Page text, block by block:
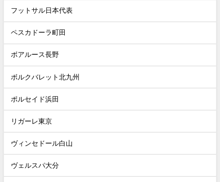
フットサル日本代表
ペスカドーラ町田
ボアルース長野
ボルクバレット北九州
ポルセイド浜田
リガーレ東京
ヴィンセドール白山
ヴェルスパ大分